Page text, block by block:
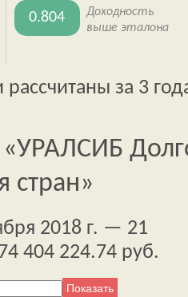
0.804
Доходность
выше эталона
за 3
«УРАЛСИБ
стран»
2018 г. — 21
404 224.74 руб.